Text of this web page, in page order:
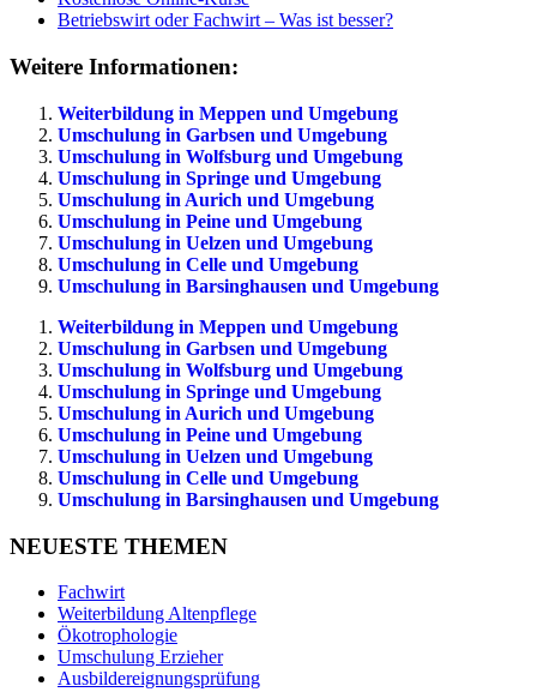
Betriebswirt oder Fachwirt – Was ist besser?
Weitere Informationen:
Weiterbildung in Meppen und Umgebung
Umschulung in Garbsen und Umgebung
Umschulung in Wolfsburg und Umgebung
Umschulung in Springe und Umgebung
Umschulung in Aurich und Umgebung
Umschulung in Peine und Umgebung
Umschulung in Uelzen und Umgebung
Umschulung in Celle und Umgebung
Umschulung in Barsinghausen und Umgebung
Weiterbildung in Meppen und Umgebung
Umschulung in Garbsen und Umgebung
Umschulung in Wolfsburg und Umgebung
Umschulung in Springe und Umgebung
Umschulung in Aurich und Umgebung
Umschulung in Peine und Umgebung
Umschulung in Uelzen und Umgebung
Umschulung in Celle und Umgebung
Umschulung in Barsinghausen und Umgebung
NEUESTE THEMEN
Fachwirt
Weiterbildung Altenpflege
Ökotrophologie
Umschulung Erzieher
Ausbildereignungsprüfung